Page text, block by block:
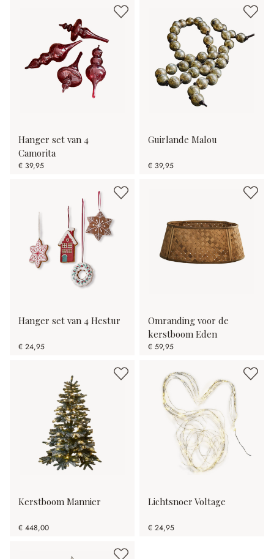
Hanger set van 4
Camorita
€ 39,95
Guirlande Malou
€ 39,95
Hanger set van 4 Hestur
€ 24,95
Omranding voor de
kerstboom Eden
€ 59,95
Kerstboom Mannier
€ 448,00
Lichtsnoer Voltage
€ 24,95